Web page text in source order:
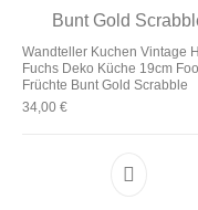
Wandteller Kuchen Vintage
Fuchs Deko Küche 19cm
Früchte Bunt Gold Scrabble
34,00 €